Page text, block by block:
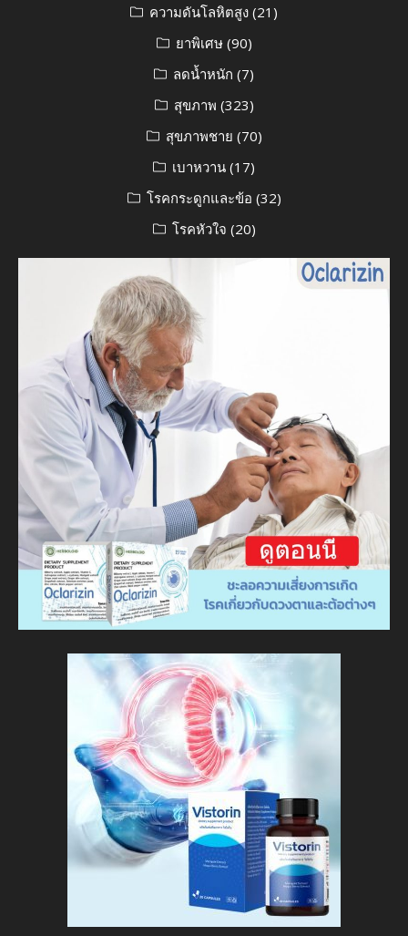
ความดันโลหิตสูง (21)
ยาพิเศษ(90)
ลดน้ำหนัก (7)
สุขภาพ (323)
สุขภาพชาย (70)
เบาหวาน (17)
โรคกระดูกและข้อ (32)
โรคหัวใจ (20)